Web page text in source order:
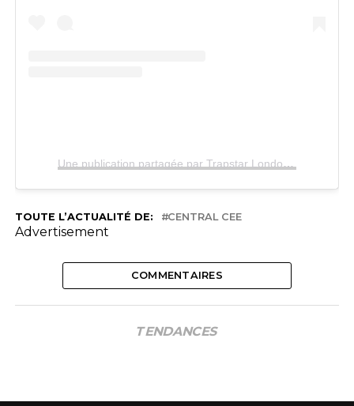
Une publication partagée par Trapstar London (@trapstarlondon)
TOUTE L’ACTUALITÉ DE: CENTRAL CEE
Advertisement
COMMENTAIRES
TENDANCES